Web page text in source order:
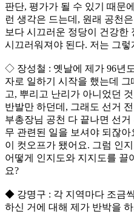
판단, 평가가 될 수 있기 때문
런 생각은 드는데, 원래 공천
보다 시끄러운 정당이 건강한
시끄러워져야 된다. 저는 그렇
◇ 장성철 : 옛날에 제가 96년
자로 일하기 시작을 했는데
고, 뿌리고 난리가 아니었던
반발만 하던데, 그래도 선거
부총장님 공천 다 끝나면 선
무 관련된 일을 보셔야 되잖
이 컷오프가 됐어요. 그럼 인
어떻게 인지도와 지지도를 끌
요?
◆ 강명구 : 각 지역마다 조금
하신 거에 대해 제가 반박을